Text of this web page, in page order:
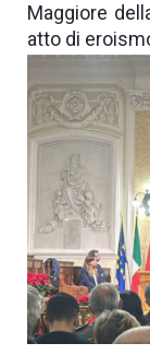
Maggiore
atto di